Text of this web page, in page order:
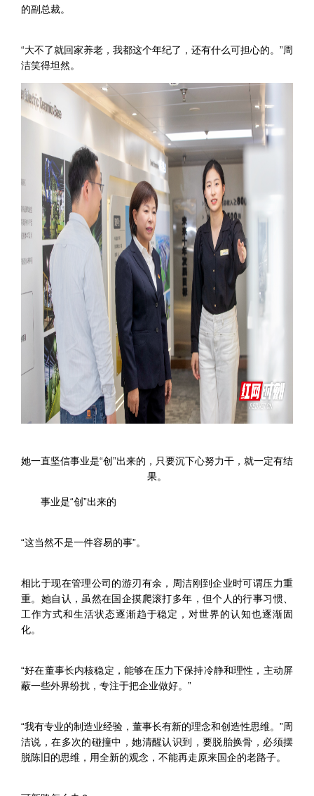
的副总裁。
“大不了就回家养老，我都这个年纪了，还有什么可担心的。”周
洁笑得坦然。
她一直坚信事业是“创”出来的，只要沉下心努力干，就一定有结
果。
事业是“创”出来的
“这当然不是一件容易的事”。
相比于现在管理公司的游刃有余，周洁刚到企业时可谓压力重
重。她自认，虽然在国企摸爬滚打多年，但个人的行事习惯、
工作方式和生活状态逐渐趋于稳定，对世界的认知也逐渐固
化。
“好在董事长内核稳定，能够在压力下保持冷静和理性，主动屏
蔽一些外界纷扰，专注于把企业做好。”
“我有专业的制造业经验，董事长有新的理念和创造性思维。”周
洁说，在多次的碰撞中，她清醒认识到，要脱胎换骨，必须摆
脱陈旧的思维，用全新的观念，不能再走原来国企的老路子。